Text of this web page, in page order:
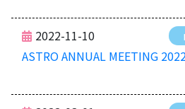
2022-11-10
ASTRO ANNUAL MEETING